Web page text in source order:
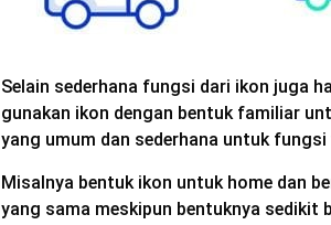
Selain sederhana fungsi dari ikon juga
gunakan ikon dengan bentuk familiar
yang umum dan sederhana untuk fungsi
Misalnya bentuk ikon untuk home dan
yang sama meskipun bentuknya sedikit